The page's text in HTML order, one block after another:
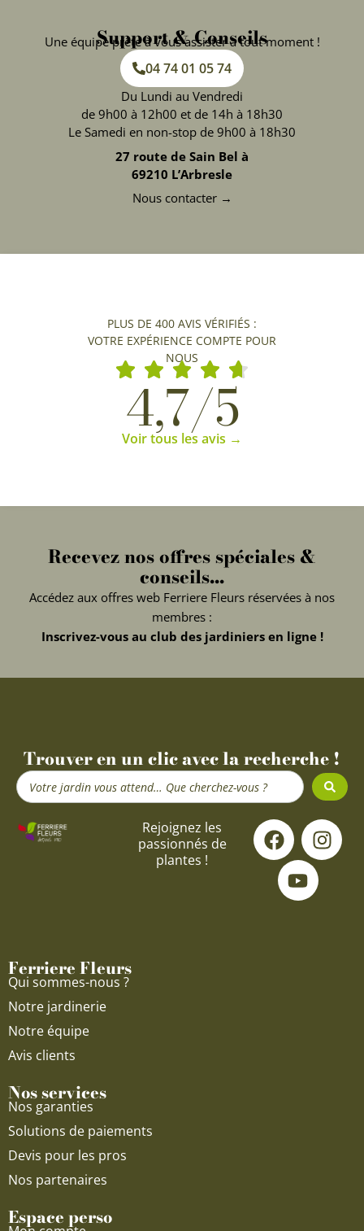
Support & Conseils
Une équipe prête à vous assister à tout moment !
04 74 01 05 74
Du Lundi au Vendredi
de 9h00 à 12h00 et de 14h à 18h30
Le Samedi en non-stop de 9h00 à 18h30
27 route de Sain Bel à
69210 L’Arbresle
Nous contacter →
PLUS DE 400 AVIS VÉRIFIÉS :
VOTRE EXPÉRIENCE COMPTE POUR
NOUS
4,7/5
Voir tous les avis →
Recevez nos offres spéciales &
conseils...
Accédez aux offres web Ferriere Fleurs réservées à nos
membres :
Inscrivez-vous au club des jardiniers en ligne !
Trouver en un clic avec la recherche !
Search
...
Rejoignez les
passionnés de
plantes !
F
a
c
e
I
n
s
Y
o
u
t
u
Ferriere Fleurs
Qui sommes-nous ?
Notre jardinerie
Notre équipe
Avis clients
Nos services
Nos garanties
Solutions de paiements
Devis pour les pros
Nos partenaires
Espace perso